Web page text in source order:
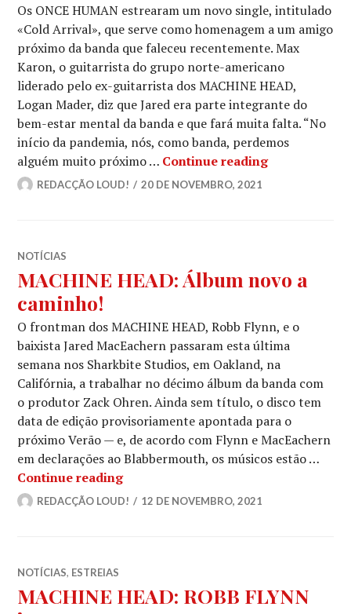
Os ONCE HUMAN estrearam um novo single, intitulado
«Cold Arrival», que serve como homenagem a um amigo
próximo da banda que faleceu recentemente. Max
Karon, o guitarrista do grupo norte-americano
liderado pelo ex-guitarrista dos MACHINE HEAD,
Logan Mader, diz que Jared era parte integrante do
bem-estar mental da banda e que fará muita falta. “No
início da pandemia, nós, como banda, perdemos
alguém muito próximo … Continue readingONCE
REDACÇÃO LOUD! 20 DE NOVEMBRO, 2021
NOTÍCIAS
MACHINE HEAD: Álbum novo a
caminho!
O frontman dos MACHINE HEAD, Robb Flynn, e o
baixista Jared MacEachern passaram esta última
semana nos Sharkbite Studios, em Oakland, na
Califórnia, a trabalhar no décimo álbum da banda com
o produtor Zack Ohren. Ainda sem título, o disco tem
data de edição provisoriamente apontada para o
próximo Verão — e, de acordo com Flynn e MacEachern
em declarações ao Blabbermouth, os músicos estão …
Continue readingMACHINE HEAD: Álbum novo a
REDACÇÃO LOUD! 12 DE NOVEMBRO, 2021
NOTÍCIAS, ESTREIAS
MACHINE HEAD: ROBB FLYNN